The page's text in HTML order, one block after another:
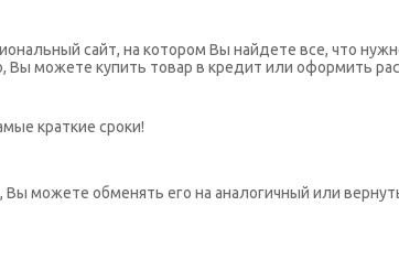
сайт, на котором Вы найдете все, что
Вы можете купить товар в кредит или оформить
краткие сроки!
можете обменять его на аналогичный или